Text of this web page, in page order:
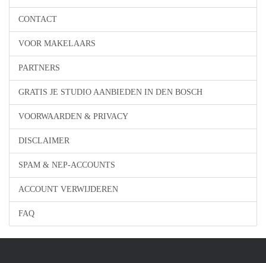
CONTACT
VOOR MAKELAARS
PARTNERS
GRATIS JE STUDIO AANBIEDEN IN DEN BOSCH
VOORWAARDEN & PRIVACY
DISCLAIMER
SPAM & NEP-ACCOUNTS
ACCOUNT VERWIJDEREN
FAQ